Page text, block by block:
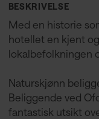
BESKRIVELSE
Med en historie
hotellet en kjent
lokalbefolkningen
Naturskjønn
Beliggende ved
fantastisk utsikt